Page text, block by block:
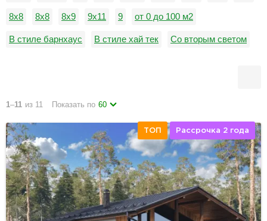
8x8 8х8 8х9 9х11 9 от 0 до 100 м2
В стиле барнхаус В стиле хай тек Со вторым светом
1–11 из 11 Показать по 60
ТОП Рассрочка 2 года